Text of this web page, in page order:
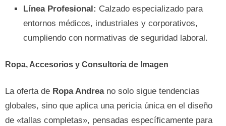
Línea Profesional: Calzado especializado para
entornos médicos, industriales y corporativos,
cumpliendo con normativas de seguridad laboral.
Ropa, Accesorios y Consultoría de Imagen
La oferta de Ropa Andreano solo sigue tendencias
globales, sino que aplica una pericia única en el diseño
de «tallas completas», pensadas específicamente para